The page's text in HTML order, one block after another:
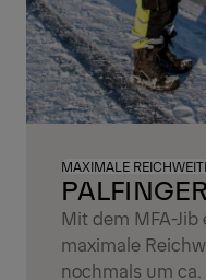
MAXIMALE
Mit dem MFA-Jib
maximale
nochmals um